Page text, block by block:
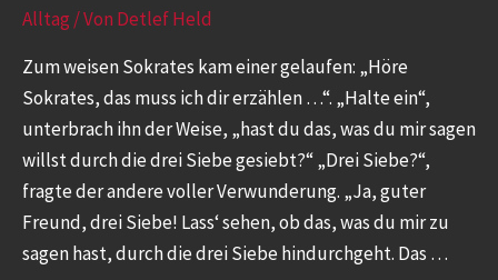
Alltag/ Von Detlef Held
Zum weisen Sokrates kam einer gelaufen: „Höre
Sokrates, das muss ich dir erzählen …“. „Halte ein“,
unterbrach ihn der Weise, „hast du das, was du mir sagen
willst durch die drei Siebe gesiebt?“ „Drei Siebe?“,
fragte der andere voller Verwunderung. „Ja, guter
Freund, drei Siebe! Lass‘ sehen, ob das, was du mir zu
sagen hast, durch die drei Siebe hindurchgeht. Das …